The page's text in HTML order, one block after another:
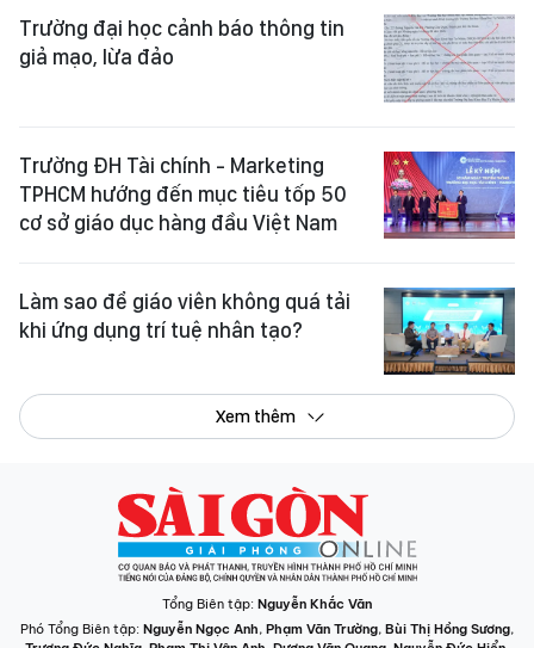
Trường đại học cảnh báo thông tin
giả mạo, lừa đảo
Trường ĐH Tài chính - Marketing
TPHCM hướng đến mục tiêu tốp 50
cơ sở giáo dục hàng đầu Việt Nam
Làm sao để giáo viên không quá tải
khi ứng dụng trí tuệ nhân tạo?
Xem thêm
Tổng Biên tập: Nguyễn Khắc Văn
Phó Tổng Biên tập: Nguyễn Ngọc Anh, Phạm Văn Trường, Bùi Thị Hồng Sương,